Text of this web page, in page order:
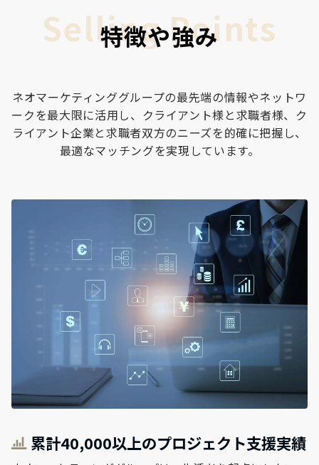
特徴や強み
ネオマーケティンググループの最先端の情報やネットワ
ークを最大限に活用し、クライアント様と求職者様、ク
ライアント企業と求職者双方のニーズを的確に把握し、
最適なマッチングを実現しています。
累計40,000以上のプロジェクト支援実績